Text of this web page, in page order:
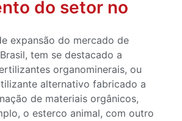
do setor no
expansão do mercado de
tem se destacado a
organominerais, ou
alternativo fabricado a
de materiais orgânicos,
o esterco animal, com outro